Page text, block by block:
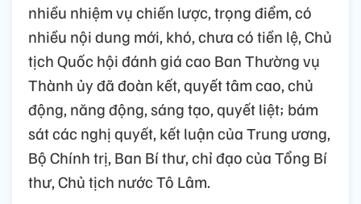
nhiều nhiệm vụ chiến lược, trọng điểm, có
nhiều nội dung mới, khó, chưa có tiền lệ, Chủ
tịch Quốc hội đánh giá cao Ban Thường vụ
Thành ủy đã đoàn kết, quyết tâm cao, chủ
động, năng động, sáng tạo, quyết liệt; bám
sát các nghị quyết, kết luận của Trung ương,
Bộ Chính trị, Ban Bí thư, chỉ đạo của Tổng Bí
thư, Chủ tịch nước Tô Lâm.